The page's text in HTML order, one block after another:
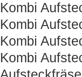
Kombi
Kombi
Kombi
Kombi